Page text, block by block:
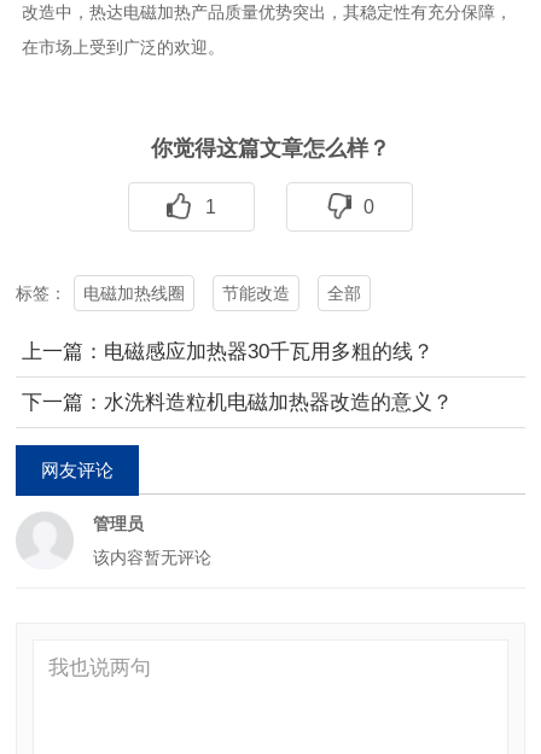
改造中， 热达电磁加热产品质量优势突出，其稳定性有充分保障，
在市场上受到广泛的欢迎。
你觉得这篇文章怎么样？
1 0
标签： 电磁加热线圈 节能改造 全部
上一篇：电磁感应加热器30千瓦用多粗的线？
下一篇：水洗料造粒机电磁加热器改造的意义？
网友评论
管理员
该内容暂无评论